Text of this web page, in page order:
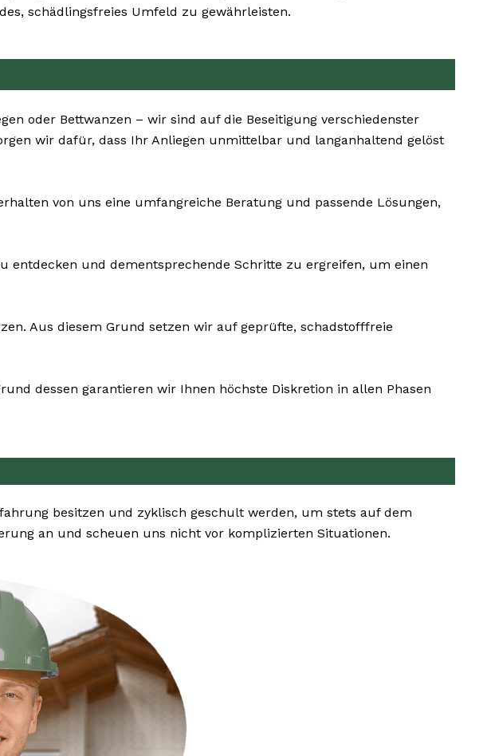
schädlingsfreies Umfeld zu gewährleisten.
oder Bettwanzen – wir sind auf die Beseitigung verschiedenster
wir dafür, dass Ihr Anliegen unmittelbar und langanhaltend gelöst
von uns eine umfangreiche Beratung und passende Lösungen,
und dementsprechende Schritte zu ergreifen, um einen
Aus diesem Grund setzen wir auf geprüfte, schadstofffreie
dessen garantieren wir Ihnen höchste Diskretion in allen Phasen
besitzen und zyklisch geschult werden, um stets auf dem
an und scheuen uns nicht vor komplizierten Situationen.